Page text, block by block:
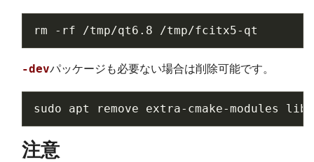
rm -rf /tmp/qt6.8
-devパッケージも必要ない場合は削除可能です。
sudo apt remove extra-cmake-modules
注意